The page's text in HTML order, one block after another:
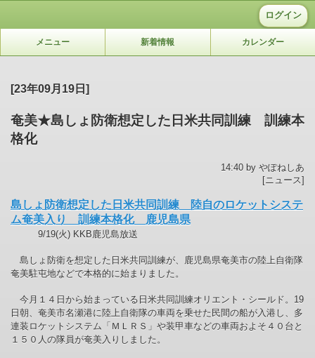
ログイン
メニュー 新着情報 カレンダー
[23年09月19日]
奄美★島しょ防衛想定した日米共同訓練 訓練本
格化
14:40 by やぽねしあ
[ニュース]
島しょ防衛想定した日米共同訓練 陸自のロケットシステ
ム奄美入り 訓練本格化 鹿児島県
9/19(火) KKB鹿児島放送
島しょ防衛を想定した日米共同訓練が、鹿児島県奄美市の陸上自衛隊
奄美駐屯地などで本格的に始まりました。
今月１４日から始まっている日米共同訓練オリエント・シールド。19
日朝、奄美市名瀬港に陸上自衛隊の車両を乗せた民間の船が入港し、多
連装ロケットシステム「ＭＬＲＳ」や装甲車などの車両およそ４０台と
１５０人の隊員が奄美入りしました。